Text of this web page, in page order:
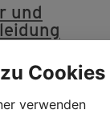
und
Cookies
verwenden